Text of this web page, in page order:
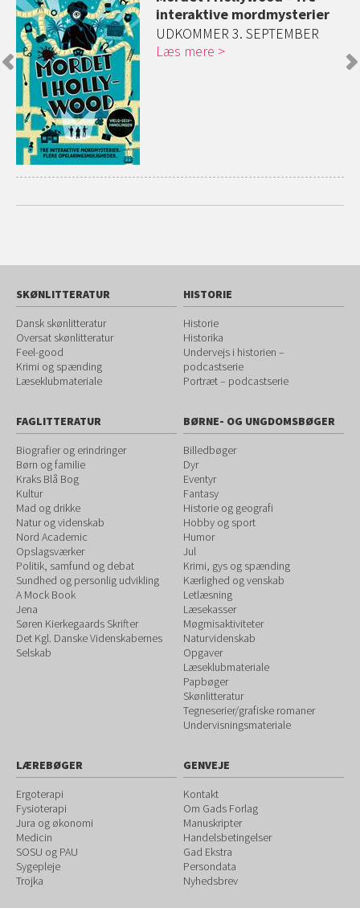
interaktive mordmysterier
UDKOMMER 3. SEPTEMBER
Læs mere
SKØNLITTERATUR
Dansk skønlitteratur
Oversat skønlitteratur
Feel-good
Krimi og spænding
Læseklubmateriale
HISTORIE
Historie
Historika
Undervejs i historien –
podcastserie
Portræt – podcastserie
FAGLITTERATUR
Biografier og erindringer
Børn og familie
Kraks Blå Bog
Kultur
Mad og drikke
Natur og videnskab
Nord Academic
Opslagsværker
Politik, samfund og debat
Sundhed og personlig udvikling
A Mock Book
Jena
Søren Kierkegaards Skrifter
Det Kgl. Danske Videnskabernes
Selskab
BØRNE- OG UNGDOMSBØGER
Billedbøger
Dyr
Eventyr
Fantasy
Historie og geografi
Hobby og sport
Humor
Jul
Krimi, gys og spænding
Kærlighed og venskab
Letlæsning
Læsekasser
Møgmisaktiviteter
Naturvidenskab
Opgaver
Læseklubmateriale
Papbøger
Skønlitteratur
Tegneserier/grafiske romaner
Undervisningsmateriale
LÆREBØGER
Ergoterapi
Fysioterapi
Jura og økonomi
Medicin
SOSU og PAU
Sygepleje
Trojka
GENVEJE
Kontakt
Om Gads Forlag
Manuskripter
Handelsbetingelser
Gad Ekstra
Persondata
Nyhedsbrev